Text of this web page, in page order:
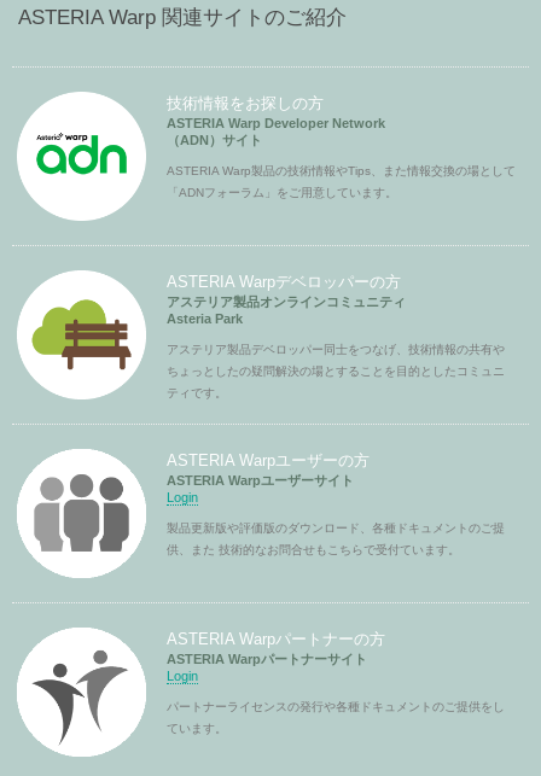
ASTERIA Warp 関連サイトのご紹介
技術情報をお探しの方
ASTERIA Warp Developer Network
（ADN）サイト
ASTERIA Warp製品の技術情報やTips、また情報交換の場として
「ADNフォーラム」をご用意しています。
ASTERIA Warpデベロッパーの方
アステリア製品オンラインコミュニティ
Asteria Park
アステリア製品デベロッパー同士をつなげ、技術情報の共有や
ちょっとしたの疑問解決の場とすることを目的としたコミュニ
ティです。
ASTERIA Warpユーザーの方
ASTERIA Warpユーザーサイト
Login
製品更新版や評価版のダウンロード、各種ドキュメントのご提
供、また 技術的なお問合せもこちらで受付ています。
ASTERIA Warpパートナーの方
ASTERIA Warpパートナーサイト
Login
パートナーライセンスの発行や各種ドキュメントのご提供をし
ています。